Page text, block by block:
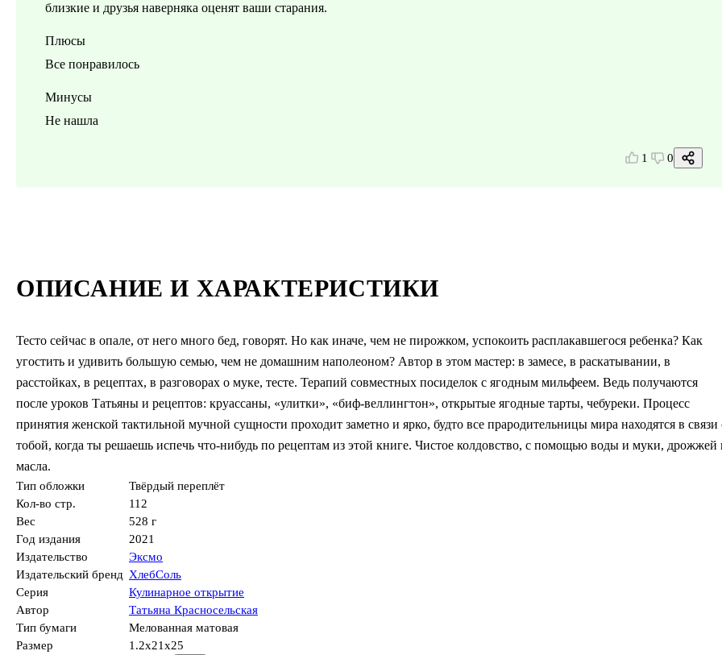
ОПИСАНИЕ И ХАРАКТЕРИСТИКИ
Тесто сейчас в опале, от него много бед, говорят. Но как иначе, чем не пирожком, успокоить расплакавшегося ребенка? Как
угостить и удивить большую семью, чем не домашним наполеоном? Автор в этом мастер: в замесе, в раскатывании, в
расстойках, в рецептах, в разговорах о муке, тесте. Терапий совместных посиделок с ягодным мильфеем. Ведь получаются
после уроков Татьяны и рецептов: круассаны, «улитки», «биф-веллингтон», открытые ягодные тарты, чебуреки. Процесс
принятия женской тактильной мучной сущности проходит заметно и ярко, будто все прародительницы мира находятся в связи
тобой, когда ты решаешь испечь что-нибудь по рецептам из этой книге. Чистое колдовство, с помощью воды и муки, дрожжей
масла.
Тип обложки
Твёрдый переплёт
Кол-во стр.
112
Вес
528 г
Год издания
2021
Издательство
Эксмо
Издательский бренд ХлебСоль
Серия
Кулинарное открытие
Автор
Татьяна Красносельская
Тип бумаги
Мелованная матовая
Размер
1.2x21x25
близкие и друзья наверняка оценят ваши старания.
Плюсы
Все понравилось
Минусы
Не нашла
1 0